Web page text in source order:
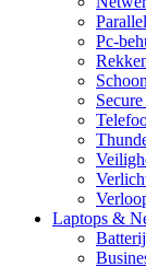
Pc-
Laptops &